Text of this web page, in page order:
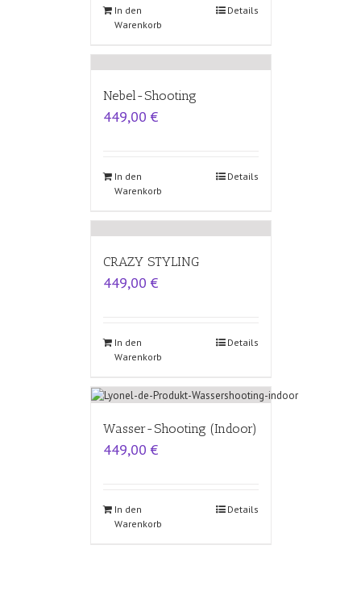
In den
Warenkorb
Details
Nebel-Shooting
449,00 €
In den
Warenkorb
Details
CRAZY STYLING
449,00 €
In den
Warenkorb
Details
Wasser-Shooting (Indoor)
449,00 €
In den
Warenkorb
Details